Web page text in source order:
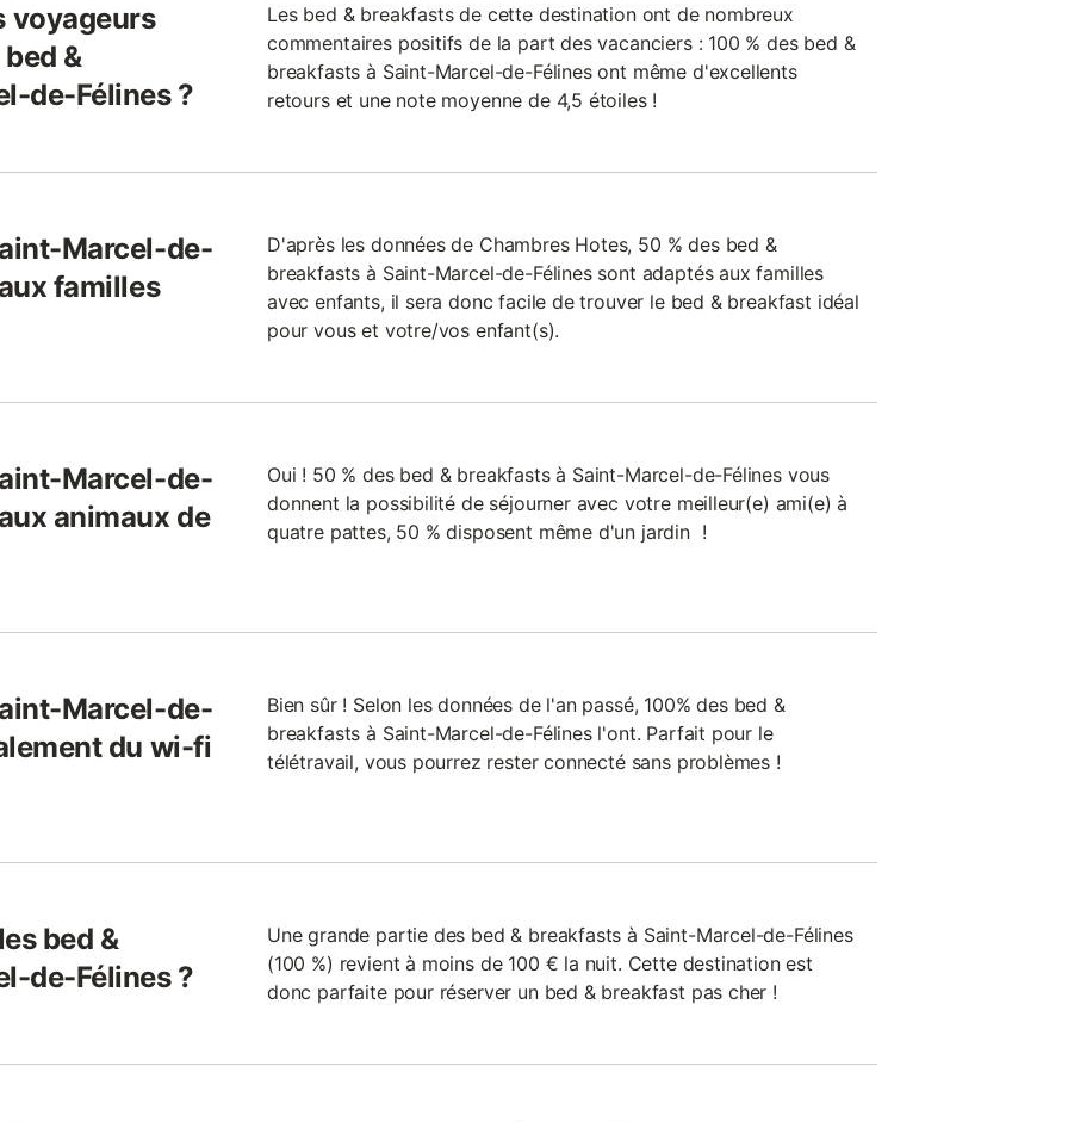
voyageurs
&
de-Félines ?
Les bed & breakfasts de cette destination ont de nombreux
commentaires positifs de la part des vacanciers : 100 % des bed &
breakfasts à Saint-Marcel-de-Félines ont même d'excellents
retours et une note moyenne de 4,5 étoiles !
Marcel-de-
familles
D'après les données de Chambres Hotes, 50 % des bed &
breakfasts à Saint-Marcel-de-Félines sont adaptés aux familles
avec enfants, il sera donc facile de trouver le bed & breakfast idéal
pour vous et votre/vos enfant(s).
Marcel-de-
animaux de
Oui ! 50 % des bed & breakfasts à Saint-Marcel-de-Félines vous
donnent la possibilité de séjourner avec votre meilleur(e) ami(e) à
quatre pattes, 50 % disposent même d'un jardin !
Marcel-de-
du wi-fi
Bien sûr ! Selon les données de l'an passé, 100% des bed &
breakfasts à Saint-Marcel-de-Félines l'ont. Parfait pour le
télétravail, vous pourrez rester connecté sans problèmes !
bed &
de-Félines ?
Une grande partie des bed & breakfasts à Saint-Marcel-de-Félines
(100 %) revient à moins de 100 € la nuit. Cette destination est
donc parfaite pour réserver un bed & breakfast pas cher !